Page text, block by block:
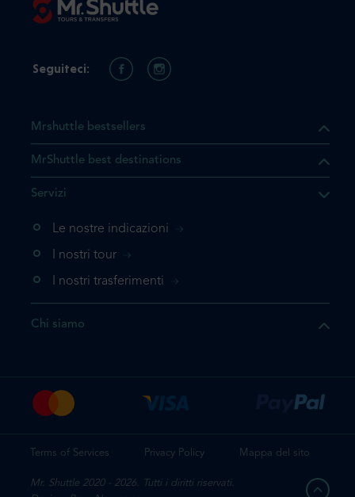
il prodotto che state
nuovamente, la
Mrshuttle bestsellers
MrShuttle best destinations
Servizi
Le nostre indicazioni
I nostri tour
I nostri trasferimenti
Chi siamo
Seguiteci:
Terms of Services Privacy Policy Mappa del sito
Mr. Shuttle 2020 - 2026. Tutti i diritti riservati.